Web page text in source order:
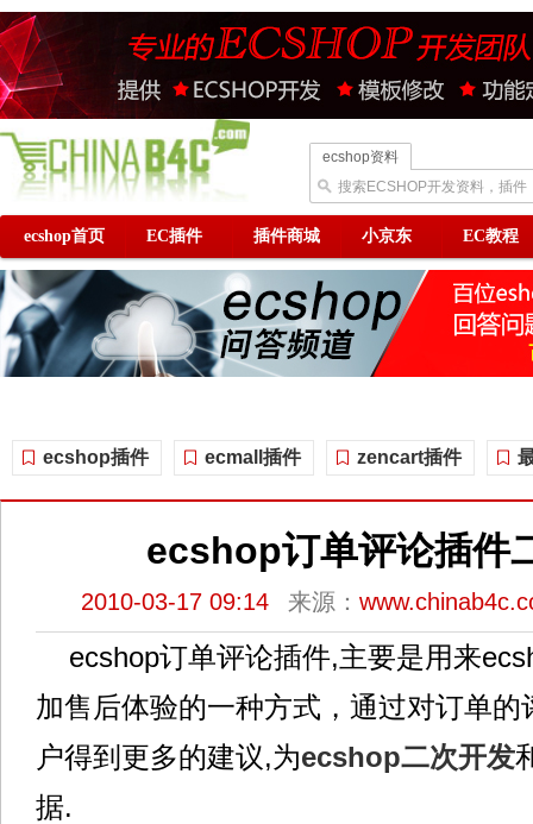
ecshop资料
搜索ECSHOP开发资料，插件
ecshop首页 EC插件 插件商城 小京东 EC教程
ecshop插件 ecmall插件 zencart插件
ecshop订单评论插件
2010-03-17 09:14 来源：
ecshop订单评论插件,主要是用来
加售后体验的一种方式，通过对订单的
户得到更多的建议,为ecshop二次开发
据.